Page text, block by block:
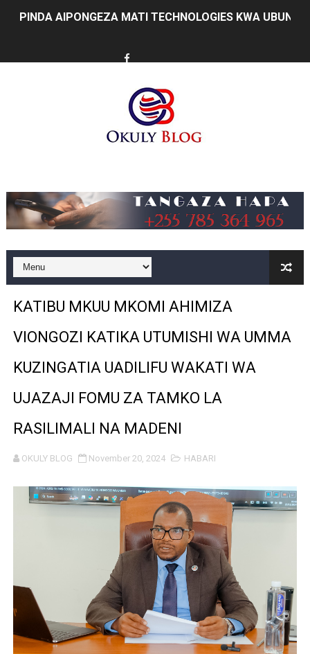
PINDA AIPONGEZA MATI TECHNOLOGIES KWA
MATI TECHNOLOGIES YAONYESHA UWEZO WA
WANAWAKE TFC NYENZO YA KUJENGA UCHUMI WA
SERIKALI INATAMBUA MCHANGO WA WAZEE: WAZIRI
RAIS SAMIA, MUSEVEN WASHUHUDIA MAKUBALIANO
WAJASIRIAMALI KUTOKA PEMBA WATEMBELEA
Mkurugenzi Green Acres ataja sababu kuanzisha klabu
MWANRI APOKELEWA MAKAO MAKUU YA CCM
UKAGUZI WA MIGODI WAIMARISHA USALAMA,
MHE. CHANDE AIPONGEZA WRRB KWA
NAIBU WAZIRI CHANDE ARIDHISHWA NA HUDUMA ZA
TBS YAHIMIZA WAJASIRIAMALI KUTHIBITISHA UBORA
WMA YAWAFUNDISHA WATOTO VIPIMO: NAIBU
TBS YAWAHIMIZA WAJASIRIAMALI KUOMBA ALAMA
NAIBU KATIBU MKUU UJENZI ARIDHISHWA NA
DKT. MSONDE: TBA NI KITOVU CHA FURSA ZA
KATIBU MKUU MKOMI AHIMIZA
VIONGOZI KATIKA UTUMISHI WA UMMA
KUZINGATIA UADILIFU WAKATI WA
UJAZAJI FOMU ZA TAMKO LA
RASILIMALI NA MADENI
OKULY BLOG November 20, 2024 HABARI